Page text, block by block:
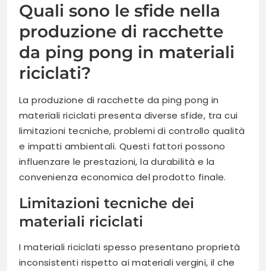
Quali sono le sfide nella
produzione di racchette
da ping pong in materiali
riciclati?
La produzione di racchette da ping pong in
materiali riciclati presenta diverse sfide, tra cui
limitazioni tecniche, problemi di controllo qualità
e impatti ambientali. Questi fattori possono
influenzare le prestazioni, la durabilità e la
convenienza economica del prodotto finale.
Limitazioni tecniche dei
materiali riciclati
I materiali riciclati spesso presentano proprietà
inconsistenti rispetto ai materiali vergini, il che